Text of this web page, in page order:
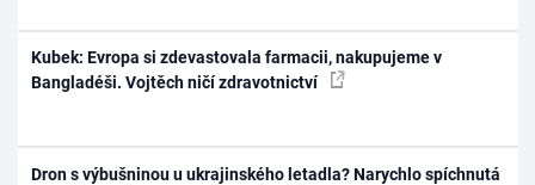
Kubek: Evropa si zdevastovala farmacii, nakupujeme v
Bangladéši. Vojtěch ničí zdravotnictví
Dron s výbušninou u ukrajinského letadla? Narychlo spíchnutá